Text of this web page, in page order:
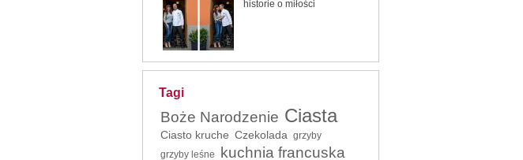
historie o miłości
Tagi
Boże Narodzenie Ciasta
Ciasto kruche Czekolada grzyby
grzyby leśne
kuchnia francuska